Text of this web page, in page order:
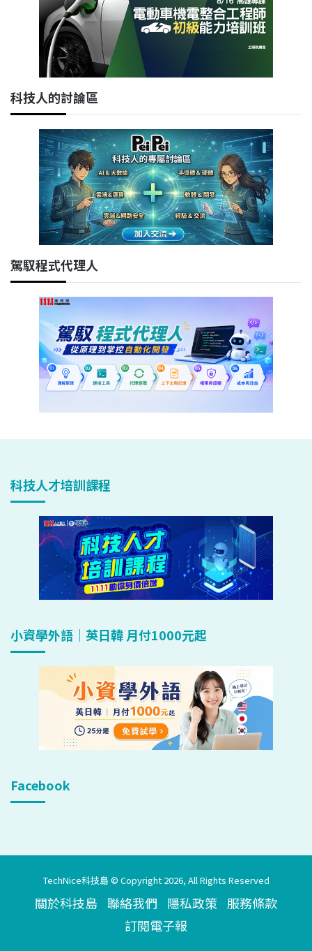
科技人的討論區
駕馭程式代理人
科技人才培訓課程
小資學外語｜英日韓 月付1000元起
Facebook
TechNice科技島 © Copyright 2026, All Rights Reserved
關於科技島 聯絡我們 隱私政策 服務條款
訂閱電子報